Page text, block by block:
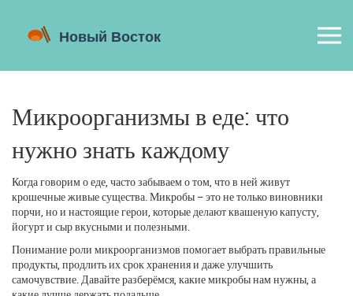
Микроорганизмы в еде: что
нужно знать каждому
Когда говорим о еде, часто забываем о том, что в ней живут
крошечные живые существа. Микробы – это не только виновники
порчи, но и настоящие герои, которые делают квашеную капусту,
йогурт и сыр вкусными и полезными.
Понимание роли микроорганизмов помогает выбрать правильные
продукты, продлить их срок хранения и даже улучшить
самочувствие. Давайте разберёмся, какие микробы нам нужны, а